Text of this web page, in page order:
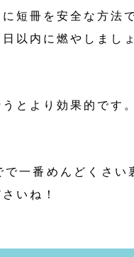
短冊を安全な方法
以内に燃やしまし
とより効果的です。
一番めんどくさ
いね！